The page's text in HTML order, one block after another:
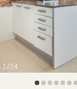
1 24